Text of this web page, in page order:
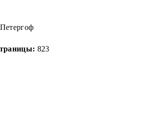
823